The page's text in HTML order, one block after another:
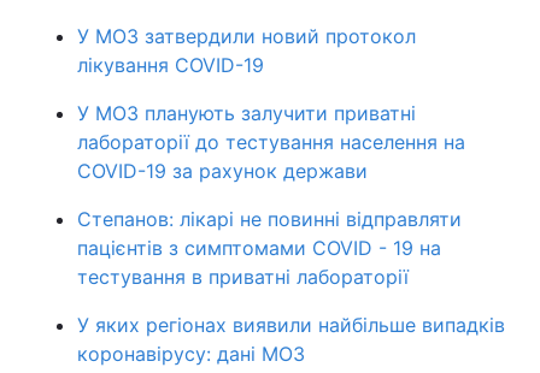
У МОЗ затвердили новий протокол
лікування COVID-19
У МОЗ планують залучити приватні
лабораторії до тестування населення на
COVID-19 за рахунок держави
Степанов: лікарі не повинні відправляти
пацієнтів з симптомами COVID - 19 на
тестування в приватні лабораторії
У яких регіонах виявили найбільше випадків
коронавірусу: дані МОЗ